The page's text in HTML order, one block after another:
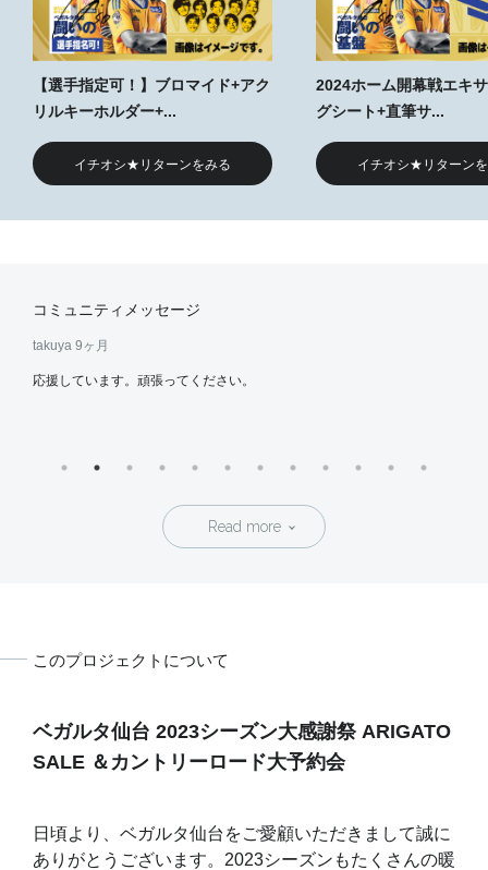
【選手指定可！】ブロマイド+アク
リルキーホルダー+...
イチオシ★リターンをみる
2024ホーム開幕戦エキ
グシート+直筆サ...
イチオシ★リターン
コミュニティメッセージ
takuya 9ヶ月
応援しています。頑張ってください。
Read more
このプロジェクトについて
ベガルタ仙台 2023シーズン大感謝祭 ARIGATO
SALE ＆カントリーロード大予約会
日頃より、ベガルタ仙台をご愛顧いただきまして誠に
ありがとうございます。2023シーズンもたくさんの暖